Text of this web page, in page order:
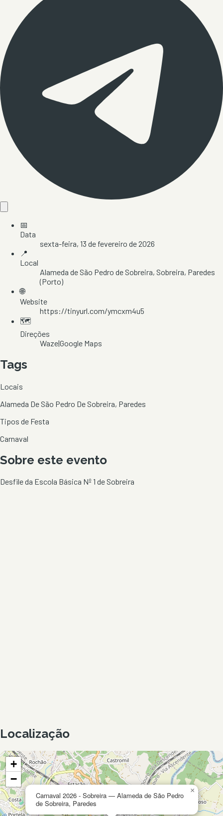
📅
Data
sexta-feira, 13 de fevereiro de 2026
📍
Local
Alameda de São Pedro de Sobreira, Sobreira, Paredes
(Porto)
🌐
Website
https://tinyurl.com/ymcxm4u5
🗺️
Direções
Waze|Google Maps
Tags
Locais
Alameda De São Pedro De Sobreira, Paredes
Tipos de Festa
Carnaval
Sobre este evento
Desfile da Escola Básica Nº 1 de Sobreira
Localização
Carnaval 2026 - Sobreira — Alameda de São Pedro
de Sobreira, Paredes
×
+
−